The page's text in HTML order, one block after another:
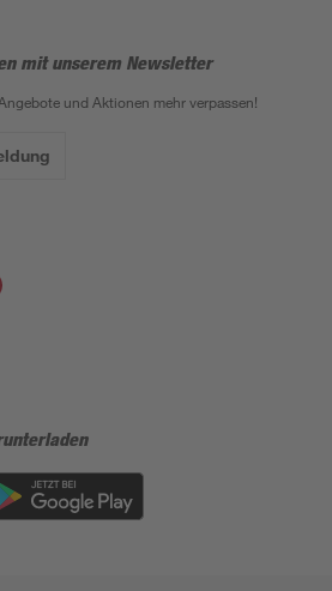
mit unserem Newsletter
und Aktionen mehr verpassen!